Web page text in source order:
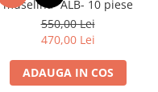
muselina- ALB- 10 piese
550,00 Lei
470,00 Lei
ADAUGA IN COS